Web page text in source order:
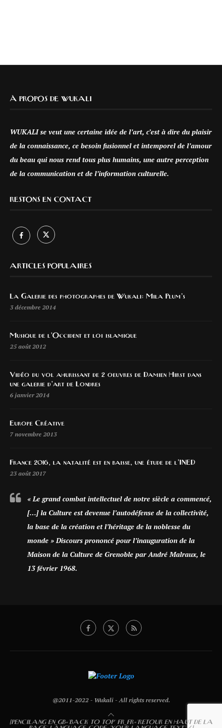
À PROPOS DE WUKALI
WUKALI se veut une certaine idée de l’art, c’est à dire du plaisir
de la connaissance, ce besoin fusionnel et intemporel de l’amour
du beau qui nous rend tous plus humains, une autre perception
de la communication et de l’information culturelle.
RESTONS EN CONTACT
ARTICLES POPULAIRES
La Galerie des photographes de Wukali: Mila Plum’s
3 décembre 2014
Musique de l’Occident et loi islamique
25 août 2012
Vidéo du vol ahurissant de 2 oeuvres de Damien Hirst dans
une galerie d’art de Londres
6 janvier 2014
Europe Créative
7 novembre 2013
France 2016, la natalité est en baisse, une étude de l’INED
23 août 2017
« Le grand combat intellectuel de notre siècle a commencé,
[…] la Culture est devenue l’autodéfense de la collectivité,
la base de la création et l’héritage de la noblesse du
monde » Discours prononcé pour l’inauguration de la
Maison de la Culture de Grenoble par André Malraux, le
13 février 1968.
@2011-2022 - Wukali - All rights reserved.
[PENCILANG EN_GB='BACK TO TOP' FR_FR='RETOUR EN HAUT DE LA